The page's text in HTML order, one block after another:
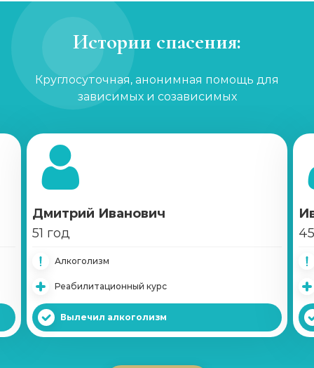
Кодирование гипнозом
от 4 500 ₽ Записаться
от 6 500 ₽ Записаться
Кодирование Вивитролом
Кодирование Налтрексоном
от 12 000 ₽
Справка о кодировке
от 1 000 ₽ Записаться
Вшивание Эспераль
Истории спасения:
Круглосуточная, анонимная помощь для
зависимых и созависимых
Дмитрий Иванович
51 год
Алкоголизм
Реабилитационный курс
Вылечил алкоголизм